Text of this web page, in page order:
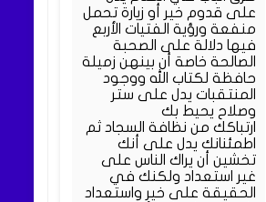
على قدوم خير أو زيارة تحمل
منفعة ورؤية الفتيات الأربع
فيها دلالة على الصحبة
الصالحة خاصة أن بينهن زميلة
حافظة لكتاب الله ووجود
المنتقبات يدل على ستر
وصلاح يحيط بك
ارتباكك من نظافة السجاد ثم
اطمئنانك يدل على أنك
تخشين أن يراك الناس على
غير استعداد ولكنك في
الحقيقة على خير واستعداد